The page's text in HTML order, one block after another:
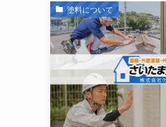
塗料について